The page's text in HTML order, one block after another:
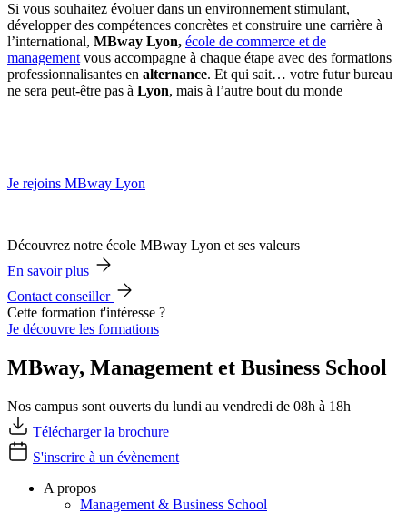
Si vous souhaitez évoluer dans un environnement stimulant,
développer des compétences concrètes et construire une carrière à
l’international, MBway Lyon, école de commerce et de
management vous accompagne à chaque étape avec des formations
professionnalisantes en alternance. Et qui sait… votre futur bureau
ne sera peut-être pas à Lyon, mais à l’autre bout du monde
Je rejoins MBway Lyon
Découvrez notre école MBway Lyon et ses valeurs
En savoir plus
Contact conseiller
Cette formation t'intéresse ?
Je découvre les formations
MBway, Management et Business School
Nos campus sont ouverts du lundi au vendredi de 08h à 18h
Télécharger la brochure
S'inscrire à un évènement
A propos
Management & Business School